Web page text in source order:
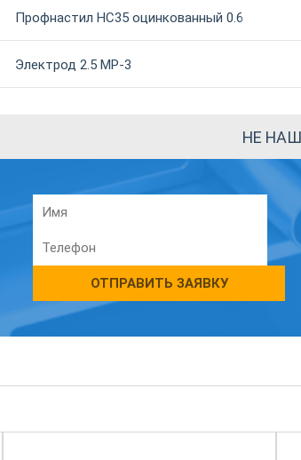
Профнастил НС35 оцинкованный 0.6
Электрод 2.5 МР-3
НЕ
ОТПРАВИТЬ ЗАЯВКУ